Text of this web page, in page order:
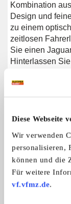
Diese Webseite
Wir verwenden
personalisieren,
können und die
Für weitere
vf.vfmz.de.
Kombination
Design und
zu einem
zeitlosen
Sie einen
Hinterlassen
393 an. Unser
Fragen oder
liefern Ihnen Ihr
Importsteuer
unsere